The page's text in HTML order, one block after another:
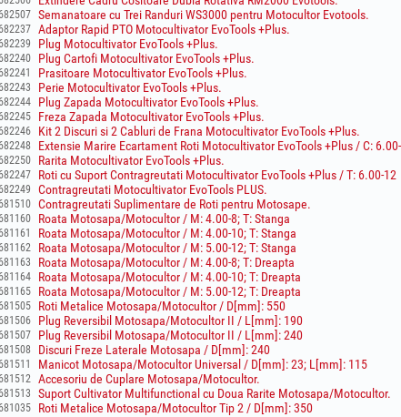
Semanatoare cu Trei Randuri WS3000 pentru Motocultor Evotools.
Adaptor Rapid PTO Motocultivator EvoTools +Plus.
Plug Motocultivator EvoTools +Plus.
Plug Cartofi Motocultivator EvoTools +Plus.
Prasitoare Motocultivator EvoTools +Plus.
Perie Motocultivator EvoTools +Plus.
Plug Zapada Motocultivator EvoTools +Plus.
Freza Zapada Motocultivator EvoTools +Plus.
Kit 2 Discuri si 2 Cabluri de Frana Motocultivator EvoTools +Plus.
Extensie Marire Ecartament Roti Motocultivator EvoTools +Plus / C:
Rarita Motocultivator EvoTools +Plus.
Roti cu Suport Contragreutati Motocultivator EvoTools +Plus / T: 6.00-12
Contragreutati Motocultivator EvoTools PLUS.
Contragreutati Suplimentare de Roti pentru Motosape.
Roata Motosapa/Motocultor / M: 4.00-8; T: Stanga
Roata Motosapa/Motocultor / M: 4.00-10; T: Stanga
Roata Motosapa/Motocultor / M: 5.00-12; T: Stanga
Roata Motosapa/Motocultor / M: 4.00-8; T: Dreapta
Roata Motosapa/Motocultor / M: 4.00-10; T: Dreapta
Roata Motosapa/Motocultor / M: 5.00-12; T: Dreapta
Roti Metalice Motosapa/Motocultor / D[mm]: 550
Plug Reversibil Motosapa/Motocultor II / L[mm]: 190
Plug Reversibil Motosapa/Motocultor II / L[mm]: 240
Discuri Freze Laterale Motosapa / D[mm]: 240
Manicot Motosapa/Motocultor Universal / D[mm]: 23; L[mm]: 115
Accesoriu de Cuplare Motosapa/Motocultor.
Suport Cultivator Multifunctional cu Doua Rarite Motosapa/Motocultor.
Roti Metalice Motosapa/Motocultor Tip 2 / D[mm]: 350